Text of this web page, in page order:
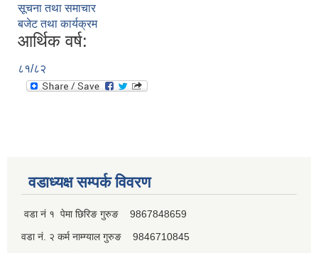
सूचना तथा समाचार
बजेट तथा कार्यक्रम
आर्थिक वर्ष:
८१/८२
वडाध्यक्ष सम्पर्क विवरण
वडा नं १ पेमा छिरिङ गुरुङ 9867848659
वडा नं. २ कर्म नाम्ग्याल गुरुङ 9846710845